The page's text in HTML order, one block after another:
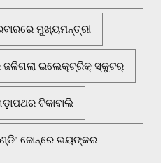
ମୁଖ୍ୟମନ୍ତ୍ରୀ
ଜଳିଗଲା ଇଲେକ୍ଟ୍ରିକ୍ ସ୍କୁଟର୍
ଟିକାବାଲି
ଜୋନ୍‌ରେ ଭୟଙ୍କର